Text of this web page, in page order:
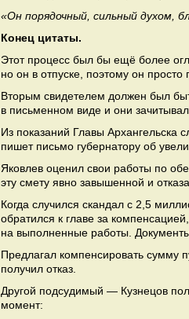
«Он порядочный, сильный духом,
Конец цитаты.
Этот процесс был бы ещё более
но он в отпуске, поэтому он просто
Вторым свидетелем должен был
в письменном виде и они
Из показаний Главы Архангельска
пишет письмо губернатору об
Яковлев оценил свои работы по
эту смету явно завышенной и
Когда случился скандал с 2,5
обратился к главе за
на выполненные работы.
Предлагал компенсировать сумму
получил отказ.
Другой подсудимый — Кузнецов
момент: